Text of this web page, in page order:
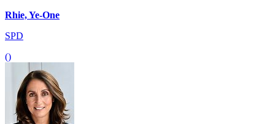
Rhie, Ye-One
SPD
()